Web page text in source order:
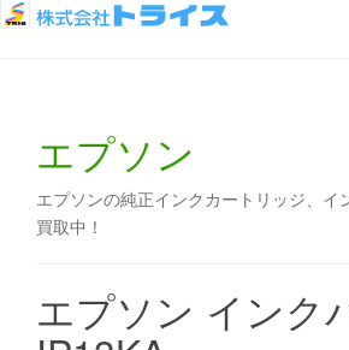
エプソン
エプソンの純正インクカートリッジ、イ
買取中！
エプソン インク